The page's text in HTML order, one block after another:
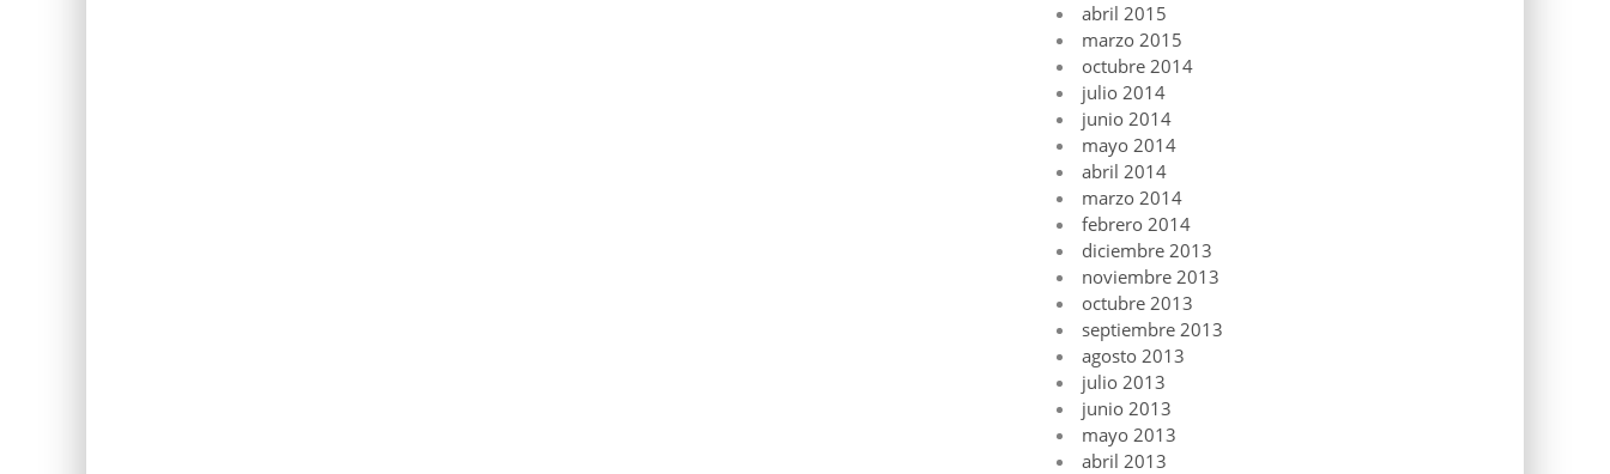
abril 2015
marzo 2015
octubre 2014
julio 2014
junio 2014
mayo 2014
abril 2014
marzo 2014
febrero 2014
diciembre 2013
noviembre 2013
octubre 2013
septiembre 2013
agosto 2013
julio 2013
junio 2013
mayo 2013
abril 2013